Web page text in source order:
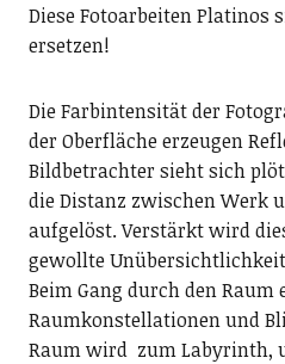
Diese Fotoarbeiten Platinos
ersetzen!
Die Farbintensität der
der Oberfläche erzeugen
Bildbetrachter sieht sich
die Distanz zwischen Werk
aufgelöst. Verstärkt wird
gewollte
Beim Gang durch den
Raumkonstellationen und
Raum wird zum Labyrinth,